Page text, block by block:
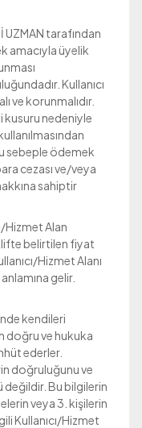
tarafından
amacıyla üyelik
Kullanıcı
ve korunmalıdır.
kusuru nedeniyle
sebeple ödemek
cezası ve/veya
sahiptir
Hizmet Alan
belirtilen fiyat
Hizmet Alanı
gelir.
kendileri
doğru ve hukuka
ederler.
doğruluğunu ve
Bu bilgilerin
veya 3. kişilerin
Kullanıcı/Hizmet